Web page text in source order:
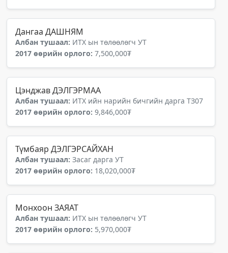
Дангаа ДАШНЯМ
Албан тушаал: ИТХ ын төлөөлөгч УТ
2017 өөрийн орлого: 7,500,000₮
Цэнджав ДЭЛГЭРМАА
Албан тушаал: ИТХ ийн нарийн бичгийн дарга ТЗ07
2017 өөрийн орлого: 9,846,000₮
Түмбаяр ДЭЛГЭРСАЙХАН
Албан тушаал: Засаг дарга УТ
2017 өөрийн орлого: 18,020,000₮
Монхоон ЗАЯАТ
Албан тушаал: ИТХ ын төлөөлөгч УТ
2017 өөрийн орлого: 5,970,000₮